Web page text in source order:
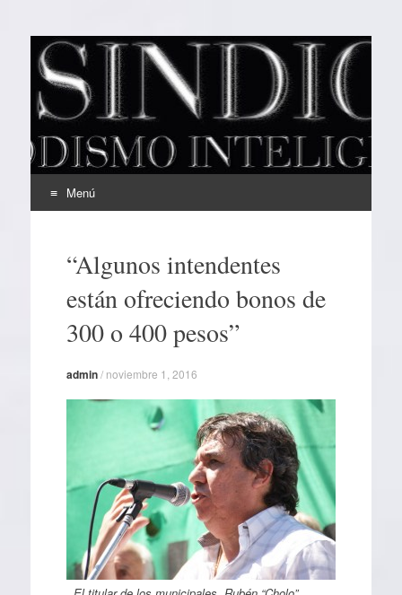
EL SINDICAL
Periodismo Inteligente
Menú
contenido“Algunos intendentes
están ofreciendo bonos de
300 o 400 pesos”
admin/ noviembre 1, 2016